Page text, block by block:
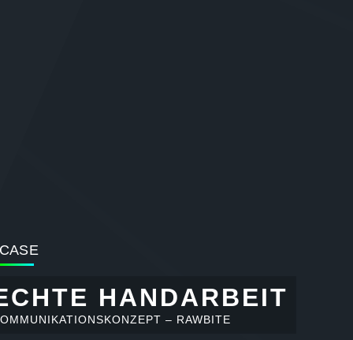
HANDARBEIT
– RAWBITE